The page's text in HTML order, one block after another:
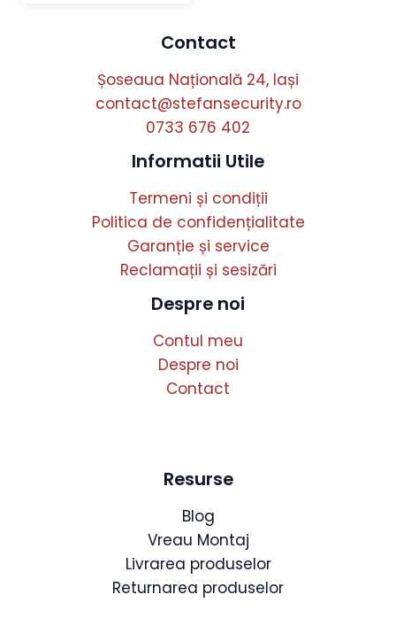
Contact
Șoseaua Națională 24, Iași
contact@stefansecurity.ro
0733 676 402
Informatii Utile
Termeni și condiții
Politica de confidențialitate
Garanție și service
Reclamații și sesizări
Despre noi
Contul meu
Despre noi
Contact
Resurse
Blog
Vreau Montaj
Livrarea produselor
Returnarea produselor